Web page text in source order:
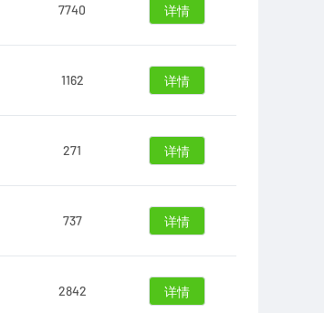
7740 详情
1162 详情
271 详情
737 详情
2842 详情